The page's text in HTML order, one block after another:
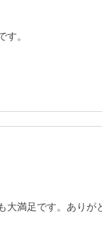
。
満足です。ありが